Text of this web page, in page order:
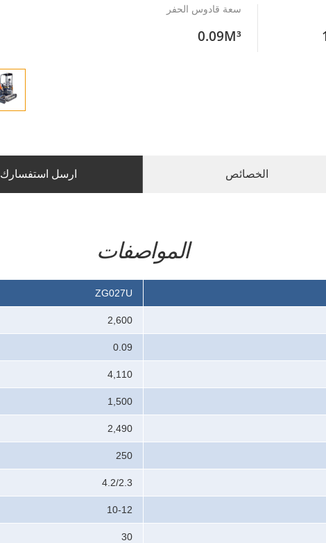
سعة قادوس الحفر
0.09M³
الخصائص ارسل استفسارك
المواصفات
ZG027U
2,600
0.09
4,110
1,500
2,490
250
4.2/2.3
10-12
30